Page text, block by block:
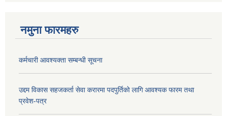
नमुना फारमहरु
कर्मचारी आवश्यक्ता सम्बन्धी सूचना
उद्दम विकास सहजकर्ता सेवा करारमा पदपुर्तिको लागि आवश्यक फारम तथा
प्रवेश-पत्र